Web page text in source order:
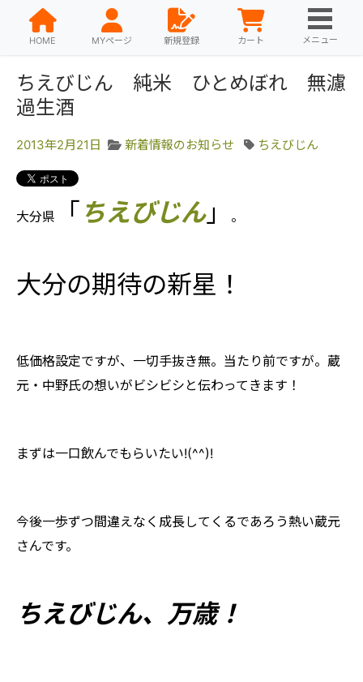
HOME MYページ 新規登録 カート メニュー
ちえびじん 純米 ひとめぼれ 無濾
過生酒
2013年2月21日 新着情報のお知らせ ちえびじん
大分県 「 ちえびじん」 。
大分の期待の新星！
低価格設定ですが、一切手抜き無。当たり前ですが。蔵
元・中野氏の想いがビシビシと伝わってきます！
まずは一口飲んでもらいたい!(^^)!
今後一歩ずつ間違えなく成長してくるであろう熱い蔵元
さんです。
ちえびじん、万歳！